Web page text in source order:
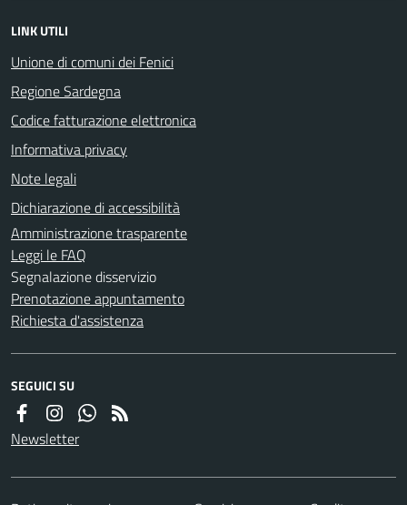
LINK UTILI
Unione di comuni dei Fenici
Regione Sardegna
Codice fatturazione elettronica
Informativa privacy
Note legali
Dichiarazione di accessibilità
Amministrazione trasparente
Leggi le FAQ
Segnalazione disservizio
Prenotazione appuntamento
Richiesta d'assistenza
SEGUICI SU
Newsletter